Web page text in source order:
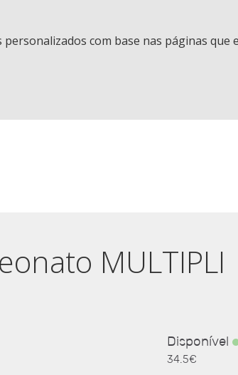
com base nas páginas que
MULTIPLI
Disponível
34.5€